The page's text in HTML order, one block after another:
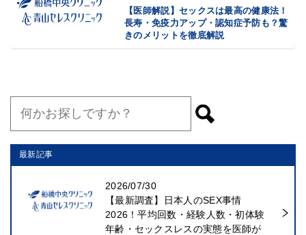
【医師解説】セックスは最高の健康法！
長寿・免疫力アップ・認知症予防も？驚
きのメリットを徹底解説
最新記事
2026/07/30
【最新調査】日本人のSEX事情
2026！平均回数・経験人数・初体験
年齢・セックスレスの実態を医師が